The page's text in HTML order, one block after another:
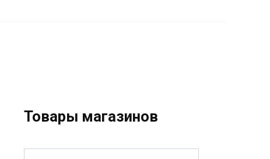
Товары магазинов